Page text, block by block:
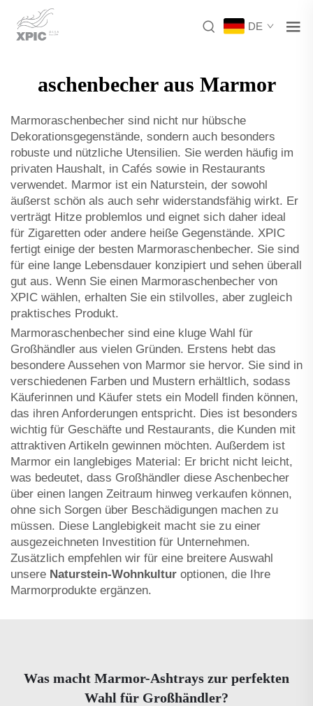
DE
aschenbecher aus Marmor
Marmoraschenbecher sind nicht nur hübsche
Dekorationsgegenstände, sondern auch besonders
robuste und nützliche Utensilien. Sie werden häufig im
privaten Haushalt, in Cafés sowie in Restaurants
verwendet. Marmor ist ein Naturstein, der sowohl
äußerst schön als auch sehr widerstandsfähig wirkt. Er
verträgt Hitze problemlos und eignet sich daher ideal
für Zigaretten oder andere heiße Gegenstände. XPIC
fertigt einige der besten Marmoraschenbecher. Sie sind
für eine lange Lebensdauer konzipiert und sehen überall
gut aus. Wenn Sie einen Marmoraschenbecher von
XPIC wählen, erhalten Sie ein stilvolles, aber zugleich
praktisches Produkt.
Marmoraschenbecher sind eine kluge Wahl für
Großhändler aus vielen Gründen. Erstens hebt das
besondere Aussehen von Marmor sie hervor. Sie sind in
verschiedenen Farben und Mustern erhältlich, sodass
Käuferinnen und Käufer stets ein Modell finden können,
das ihren Anforderungen entspricht. Dies ist besonders
wichtig für Geschäfte und Restaurants, die Kunden mit
attraktiven Artikeln gewinnen möchten. Außerdem ist
Marmor ein langlebiges Material: Er bricht nicht leicht,
was bedeutet, dass Großhändler diese Aschenbecher
über einen langen Zeitraum hinweg verkaufen können,
ohne sich Sorgen über Beschädigungen machen zu
müssen. Diese Langlebigkeit macht sie zu einer
ausgezeichneten Investition für Unternehmen.
Zusätzlich empfehlen wir für eine breitere Auswahl
unsere Naturstein-Wohnkultur optionen, die Ihre
Marmorprodukte ergänzen.
Was macht Marmor-Ashtrays zur perfekten
Wahl für Großhändler?